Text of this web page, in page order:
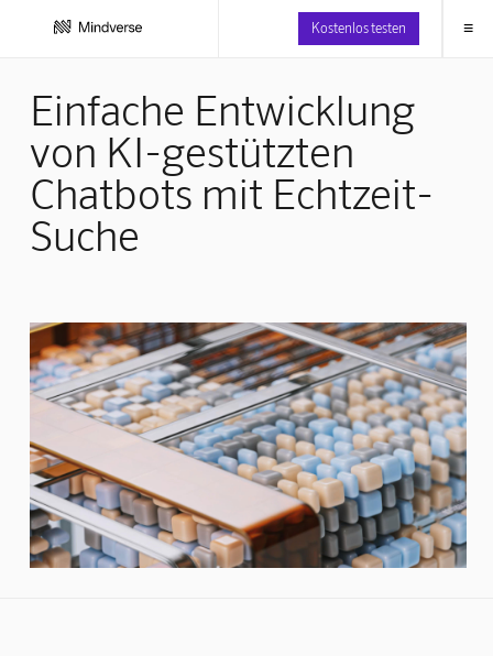
Kostenlos testen ≡
Einfache Entwicklung
von KI-gestützten
Chatbots mit Echtzeit-
Suche